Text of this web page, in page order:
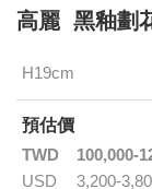
高麗 黑釉劃
H19cm
預估價
TWD
100,000-
USD
3,200-